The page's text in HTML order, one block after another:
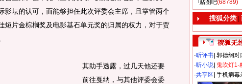
影坛的认可，而能够担任此次评委会主席，且掌管两个
短片金棕榈奖及电影基石单元奖的归属的权力，对于贾
其助手透露，过几天他还要
前往戛纳，与其他评委会委
贴图吧(68789)
搜狐分类|
·听评书 郭德纲对
·听小说 鬼吹灯1-
·共享区 手机病毒